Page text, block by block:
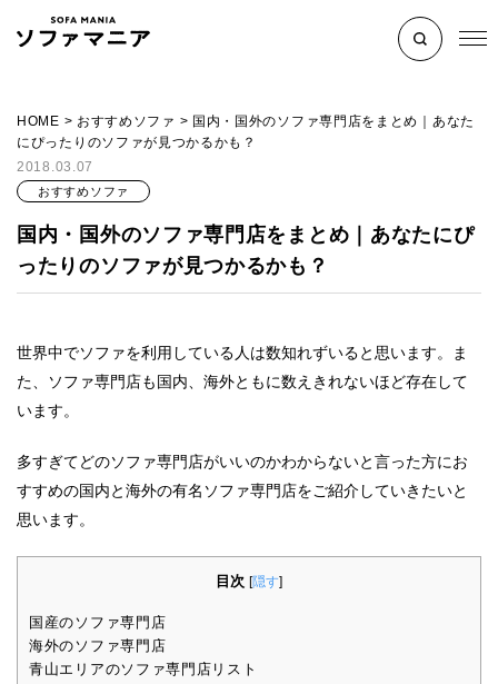
HOME > おすすめソファ > 国内・国外のソファ専門店をまとめ｜あなた
にぴったりのソファが見つかるかも？
2018.03.07
おすすめソファ
国内・国外のソファ専門店をまとめ｜あなたにぴ
ったりのソファが見つかるかも？
世界中でソファを利用している人は数知れずいると思います。ま
た、ソファ専門店も国内、海外ともに数えきれないほど存在して
います。
多すぎてどのソファ専門店がいいのかわからないと言った方にお
すすめの国内と海外の有名ソファ専門店をご紹介していきたいと
思います。
目次 [隠す]
国産のソファ専門店
海外のソファ専門店
青山エリアのソファ専門店リスト